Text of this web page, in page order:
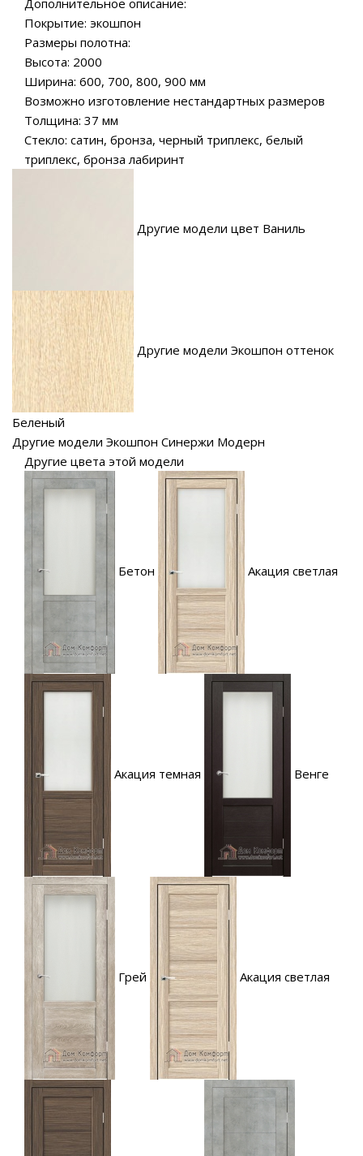
Дополнительное описание:
Покрытие: экошпон
Размеры полотна:
Высота: 2000
Ширина: 600, 700, 800, 900 мм
Возможно изготовление нестандартных размеров
Толщина: 37 мм
Стекло: сатин, бронза, черный триплекс, белый
триплекс, бронза лабиринт
Другие модели цвет Ваниль
Другие модели Экошпон оттенок
Беленый
Другие модели Экошпон Синержи Модерн
Другие цвета этой модели
Бетон Акация светлая
Акация темная Венге
Грей Акация светлая